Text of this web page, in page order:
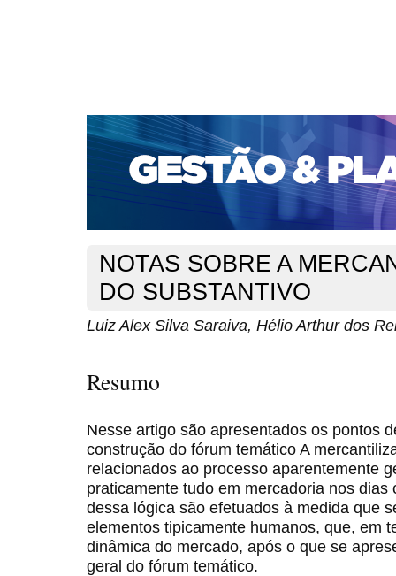
CAPA SOBRE ACESSO CADASTRO
PORTAL DE REVISTAS DA UNIFACS
SUBMISSÕES
PARA SUBMISSÃO DE ARTIGOS
TUTORIAL PARA
Capa Saraiva
NOTAS SOBRE A
DO SUBSTANTIVO
Luiz Alex Silva Saraiva, Hélio Arthur dos
Resumo
Nesse artigo são apresentados os pontos
construção do fórum temático A
relacionados ao processo aparentemente
praticamente tudo em mercadoria nos
dessa lógica são efetuados à medida que
elementos tipicamente humanos, que, em
dinâmica do mercado, após o que se
geral do fórum temático.